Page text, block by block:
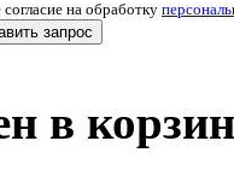
на обработку
запрос
в